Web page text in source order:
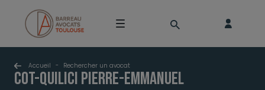
Accueil - Rechercher un avocat
COT-QUILICI Pierre-Emmanuel